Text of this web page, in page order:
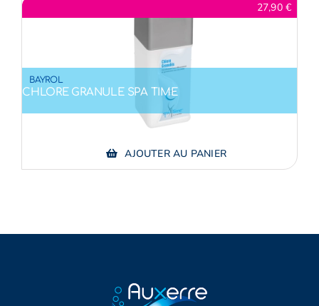
27,90 €
BAYROL
CHLORE GRANULE SPA TIME
AJOUTER AU PANIER